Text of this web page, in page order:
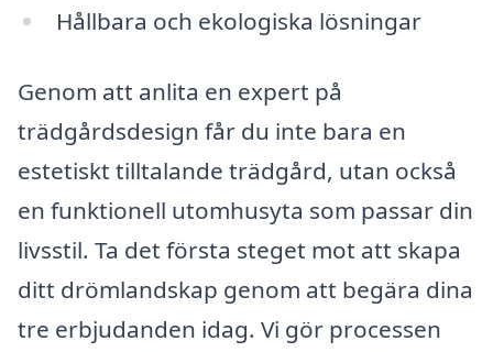
Hållbara och ekologiska lösningar
Genom att anlita en expert på
trädgårdsdesign får du inte bara en
estetiskt tilltalande trädgård, utan också
en funktionell utomhusyta som passar din
livsstil. Ta det första steget mot att skapa
ditt drömlandskap genom att begära dina
tre erbjudanden idag. Vi gör processen